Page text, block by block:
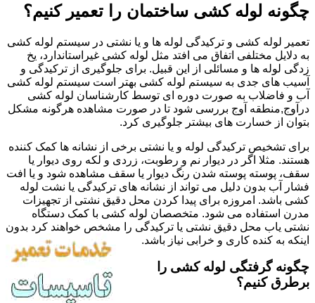
چگونه لوله کشی ساختمان را تعمیر کنیم؟
تعمیر لوله کشی و ترکیدگی لوله ها و یا نشتی در سیستم لوله کشی
به دلایل مختلفی اتفاق می افتد مثل لوله کشی غیراستاندارد، یخ
زدگی لوله ها و مسائلی از این قبیل. برای جلوگیری از ترکیدگی و
آسیب های جدی به سیستم لوله کشی بهتر است سیستم لوله کشی
آب و فاضلاب به صورت دوره ای توسط کارشناسان لوله کشی
درآوج,منطقه آوج بررسی شود تا در صورت مشاهده هرگونه مشکل
بتوان از خسارت های بیشتر جلوگیری کرد.
برای تشخیص ترکیدگی لوله و یا نشتی برخی از نشانه ها کمک کننده
هستند. مثلا اگر در دیوار نم و رطوبت، زردی و لکه روی دیوار یا
سقف، پوسته پوسته شدن رنگ دیوار یا سقف مشاهده شود و یا افت
فشار آب بدون دلیل می تواند از نشانه های ترکیدگی یا نشت لوله
کشی باشد. امروزه برای پیدا کردن محل دقیق نشتی از تجهیزات
مدرن استفاده می شود. متخصصان لوله کشی با کمک دستگاه
نشتی یاب محل دقیق نشتی یا ترکیدگی را مشخص خواهند کرد بدون
اینکه به کنده کاری و خرابی نیاز باشد.
چگونه گرفتگی لوله کشی را
برطرق کنیم؟